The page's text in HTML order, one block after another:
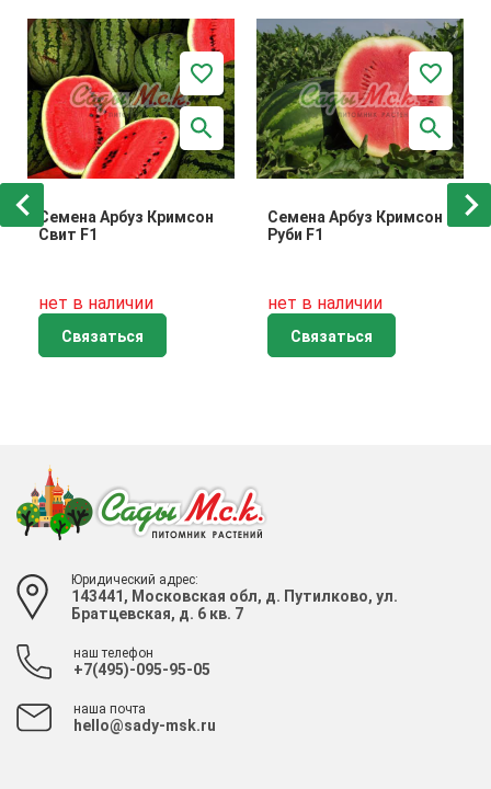
Семена Арбуз Кримсон
Свит F1
нет в наличии
Связаться
Семена Арбуз Кримсон
Руби F1
нет в наличии
Связаться
Юридический адрес:
143441, Московская обл, д. Путилково, ул.
Братцевская, д. 6 кв. 7
наш телефон
+7(495)-095-95-05
наша почта
hello@sady-msk.ru